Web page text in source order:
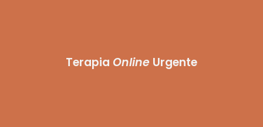
Terapia Online Urgente